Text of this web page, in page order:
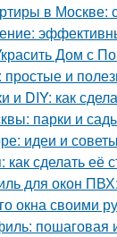
в Москве:
Дом с
простые и
и DIY: как
парки и
идеи и советы
сделать её
для окон
окна своими
пошаговая